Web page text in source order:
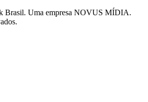
Brasil. Uma empresa NOVUS MÍDIA.